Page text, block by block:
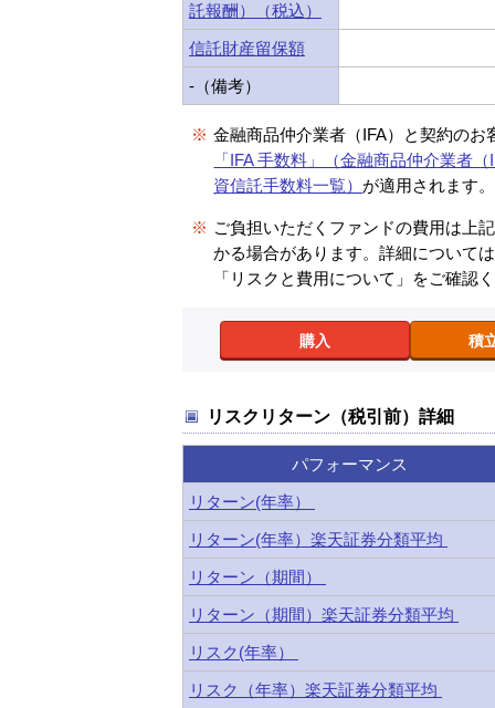
託報酬）（税込）
信託財産留保額
-（備考）
※ 金融商品仲介業者（IFA）と契約のお
「IFA 手数料」（金融商品仲介業者
資信託手数料一覧） が適用されます。
※ ご負担いただくファンドの費用は上
かる場合があります。詳細について
「リスクと費用について」をご確認
購入 積
リスクリターン（税引前）詳細
パフォーマンス
リターン(年率）
リターン(年率）楽天証券分類平均
リターン（期間）
リターン（期間）楽天証券分類平均
リスク(年率）
リスク（年率）楽天証券分類平均